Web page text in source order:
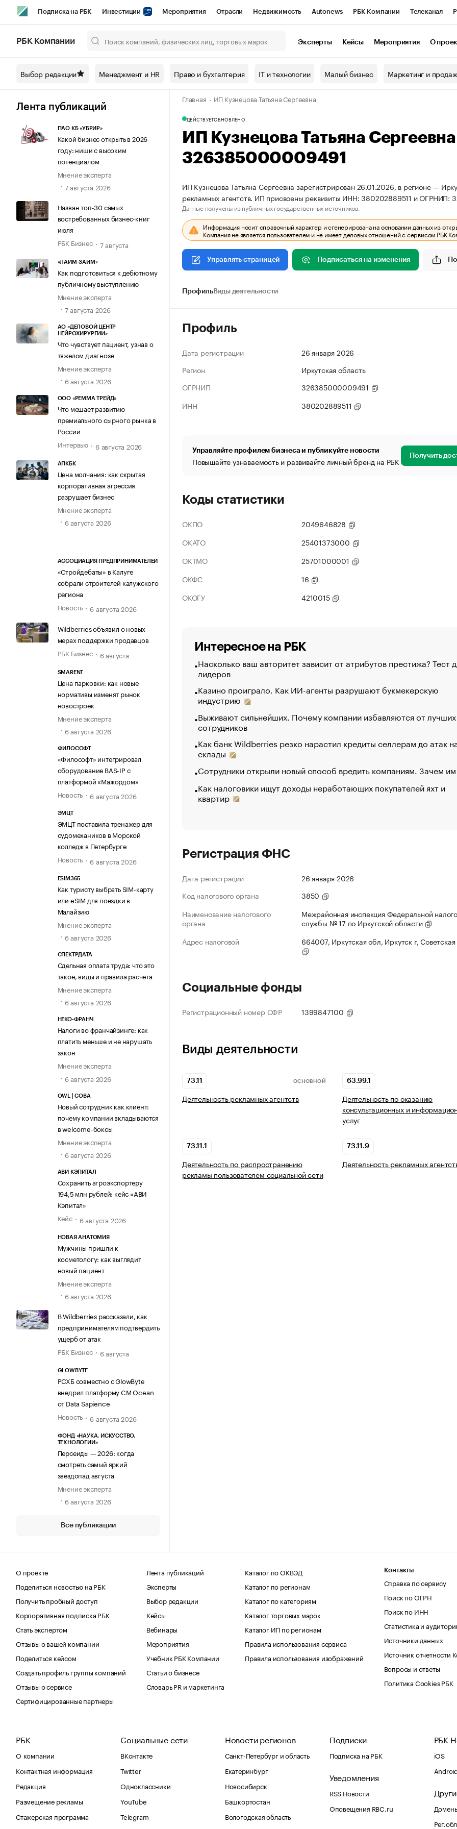
Подписка на РБК Инвестиции Мероприятия Отрасли Недвижимость Autonews РБК Компании Телеканал
Спецпроекты СПб Конференции СПб Спецпроекты Проверка контрагентов
Технологии и медиа Рынок наличной валюты
РБК Компании Эксперты Кейсы Мероприятия О
Выбор редакции Менеджмент и HR Право и бухгалтерия IT и технологии Малый бизнес Маркетинг и
Лента публикаций
ПАО КБ «УБРИР»
Какой бизнес открыть в 2026
году: ниши с высоким
потенциалом
Мнение эксперта
7 августа 2026
Назван топ-30 самых
востребованных бизнес-книг
июля
РБК Бизнес
7 августа
«ЛАЙМ-ЗАЙМ»
Как подготовиться к дебютному
публичному выступлению
Мнение эксперта
7 августа 2026
АО «ДЕЛОВОЙ ЦЕНТР
НЕЙРОХИРУРГИИ»
Что чувствует пациент, узнав о
тяжелом диагнозе
Мнение эксперта
6 августа 2026
ООО «РЕММА ТРЕЙД»
Что мешает развитию
премиального сырного рынка в
России
Интервью
6 августа 2026
АПКБК
Цена молчания: как скрытая
корпоративная агрессия
разрушает бизнес
Мнение эксперта
6 августа 2026
АССОЦИАЦИЯ ПРЕДПРИНИМАТЕЛЕЙ
«Стройдебаты» в Калуге
собрали строителей калужского
региона
Новость
6 августа 2026
Wildberries объявил о новых
мерах поддержки продавцов
РБК Бизнес
6 августа
SMARENT
Цена парковки: как новые
нормативы изменят рынок
новостроек
Мнение эксперта
6 августа 2026
ФИЛОСОФТ
«Философт» интегрировал
оборудование BAS-IP с
платформой «Мажордом»
Новость
6 августа 2026
ЭМЦТ
ЭМЦТ поставила тренажер для
судомехаников в Морской
колледж в Петербурге
Новость
6 августа 2026
ESIM365
Как туристу выбрать SIM-карту
или eSIM для поездки в
Малайзию
Мнение эксперта
6 августа 2026
СПЕКТРДАТА
Сдельная оплата труда: что это
такое, виды и правила расчета
Мнение эксперта
6 августа 2026
НЕКО-ФРАНЧ
Налоги во франчайзинге: как
платить меньше и не нарушать
закон
Мнение эксперта
6 августа 2026
OWL | СОВА
Новый сотрудник как клиент:
почему компании вкладываются
в welcome-боксы
Мнение эксперта
6 августа 2026
АВИ КЭПИТАЛ
Сохранить агроэкспортеру
194,5 млн рублей: кейс «АВИ
Кэпитал»
Кейс
6 августа 2026
НОВАЯ АНАТОМИЯ
Мужчины пришли к
косметологу: как выглядит
новый пациент
Мнение эксперта
6 августа 2026
В Wildberries рассказали, как
предпринимателям подтвердить
ущерб от атак
РБК Бизнес
6 августа
GLOWBYTE
РСХБ совместно с GlowByte
внедрил платформу CM Ocean
от Data Sapience
Новость
6 августа 2026
ФОНД «НАУКА. ИСКУССТВО.
ТЕХНОЛОГИИ»
Персеиды — 2026: когда
смотреть самый яркий
звездопад августа
Мнение эксперта
6 августа 2026
Все публикации
Главная ИП Кузнецова Татьяна Сергеевна
ДЕЙСТВУЕТОБНОВЛЕНО
ИП Кузнецова Татьяна
326385000009491
ИП Кузнецова Татьяна Сергеевна зарегистрирован 26.01.2026, в регионе —
рекламных агентств. ИП присвоены реквизиты ИНН: 380202889511 и ОГРНИП:
Данные получены из публичных государственных источников.
Информация носит справочный характер и сгенерирована на основании данных из
Компания не является пользователем и не имеет деловых отношений с сервисом РБК
Управлять страницей Подписаться на изменения
ПрофильВиды деятельности
Профиль
Дата регистрации
26 января 2026
Регион
Иркутская область
ОГРНИП
326385000009491
ИНН
380202889511
Управляйте профилем бизнеса и публикуйте новости
Повышайте узнаваемость и развивайте личный бренд на РБК Получить
Коды статистики
ОКПО
2049646828
ОКАТО
25401373000
ОКТМО
25701000001
ОКФС
16
ОКОГУ
4210015
Интересное на РБК
Насколько ваш авторитет зависит от атрибутов престижа? Тест
лидеров
Казино проиграло. Как ИИ-агенты разрушают букмекерскую
индустрию
Выживают сильнейших. Почему компании избавляются от лучших
сотрудников
Как банк Wildberries резко нарастил кредиты селлерам до атак
склады
Сотрудники открыли новый способ вредить компаниям. Зачем
Как налоговики ищут доходы неработающих покупателей яхт и
квартир
Регистрация ФНС
Дата регистрации
26 января 2026
Код налогового органа
3850
Наименование налогового
органа
Межрайонная инспекция Федеральной
службы № 17 по Иркутской области
Адрес налоговой
664007, Иркутская обл, Иркутск г,
Социальные фонды
Регистрационный номер СФР 1399847100
Виды деятельности
73.11 ОСНОВНОЙ
Деятельность рекламных агентств
63.99.1
Деятельность по оказанию
консультационных и
услуг
73.11.1
Деятельность по распространению
рекламы пользователем социальной сети
73.11.9
Деятельность рекламных
О проекте
Поделиться новостью на РБК
Получить пробный доступ
Корпоративная подписка РБК
Стать экспертом
Отзывы о вашей компании
Поделиться кейсом
Создать профиль группы компаний
Отзывы о сервисе
Сертифицированные партнеры
Лента публикаций
Эксперты
Выбор редакции
Кейсы
Вебинары
Мероприятия
Учебник РБК Компании
Статьи о бизнесе
Словарь PR и маркетинга
Каталог по ОКВЭД
Каталог по регионам
Каталог по категориям
Каталог торговых марок
Каталог ИП по регионам
Правила использования сервиса
Правила использования изображений
Контакты
Справка по сервису
Поиск по ОГРН
Поиск по ИНН
Статистика и
Источники данных
Источник отчетности
Вопросы и ответы
Политика Cookies РБК
РБК
О компании
Контактная информация
Редакция
Размещение рекламы
Стажерская программа
Социальные сети
ВКонтакте
Twitter
Одноклассники
YouTube
Telegram
Новости регионов
Санкт-Петербург и область
Екатеринбург
Новосибирск
Башкортостан
Вологодская область
Подписки
Подписка на РБК
Уведомления
RSS Новости
Оповещения RBC.ru
РБК
iOS